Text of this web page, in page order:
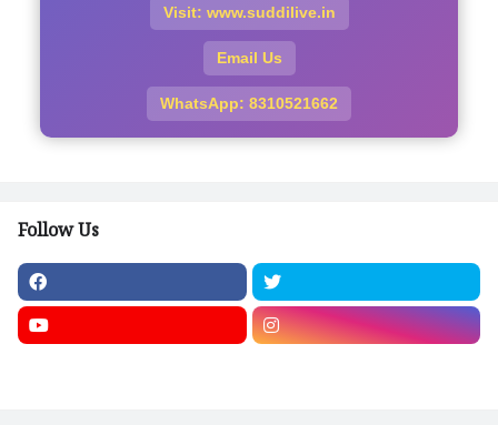
Visit: www.suddilive.in
Email Us
WhatsApp: 8310521662
Follow Us